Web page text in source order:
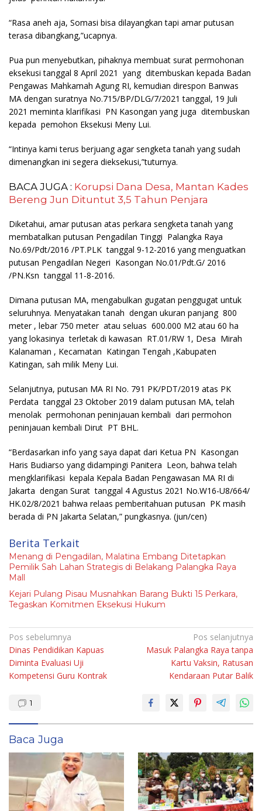
“Rasa aneh aja, Somasi bisa dilayangkan tapi amar putusan
terasa dibangkang,”ucapnya.
Pua pun menyebutkan, pihaknya membuat surat permohonan
eksekusi tanggal 8 April 2021 yang ditembuskan kepada Badan
Pengawas Mahkamah Agung RI, kemudian direspon Banwas
MA dengan suratnya No.715/BP/DLG/7/2021 tanggal, 19 Juli
2021 meminta klarifikasi PN Kasongan yang juga ditembuskan
kepada pemohon Eksekusi Meny Lui.
“Intinya kami terus berjuang agar sengketa tanah yang sudah
dimenangkan ini segera dieksekusi,”tuturnya.
BACA JUGA : Korupsi Dana Desa, Mantan Kades
Bereng Jun Dituntut 3,5 Tahun Penjara
Diketahui, amar putusan atas perkara sengketa tanah yang
membatalkan putusan Pengadilan Tinggi Palangka Raya
No.69/Pdt/2016 /PT.PLK tanggal 9-12-2016 yang menguatkan
putusan Pengadilan Negeri Kasongan No.01/Pdt.G/ 2016
/PN.Ksn tanggal 11-8-2016.
Dimana putusan MA, mengabulkan gugatan penggugat untuk
seluruhnya. Menyatakan tanah dengan ukuran panjang 800
meter , lebar 750 meter atau seluas 600.000 M2 atau 60 ha
yang lokasinya terletak di kawasan RT.01/RW 1, Desa Mirah
Kalanaman , Kecamatan Katingan Tengah ,Kabupaten
Katingan, sah milik Meny Lui.
Selanjutnya, putusan MA RI No. 791 PK/PDT/2019 atas PK
Perdata tanggal 23 Oktober 2019 dalam putusan MA, telah
menolak permohonan peninjauan kembali dari permohon
peninjauan kembali Dirut PT BHL.
“Berdasarkan info yang saya dapat dari Ketua PN Kasongan
Haris Budiarso yang didampingi Panitera Leon, bahwa telah
mengklarifikasi kepala Kepala Badan Pengawasan MA RI di
Jakarta dengan Surat tanggal 4 Agustus 2021 No.W16-U8/664/
HK.02/8/2021 bahwa relaas pemberitahuan putusan PK masih
berada di PN Jakarta Selatan,” pungkasnya. (jun/cen)
Berita Terkait
Menang di Pengadilan, Malatina Embang Ditetapkan
Pemilik Sah Lahan Strategis di Belakang Palangka Raya
Mall
Kejari Pulang Pisau Musnahkan Barang Bukti 15 Perkara,
Tegaskan Komitmen Eksekusi Hukum
Navigasi
pos
Pos sebelumnya
Dinas Pendidikan Kapuas
Diminta Evaluasi Uji
Kompetensi Guru Kontrak
Pos selanjutnya
Masuk Palangka Raya tanpa
Kartu Vaksin, Ratusan
Kendaraan Putar Balik
1
Baca Juga